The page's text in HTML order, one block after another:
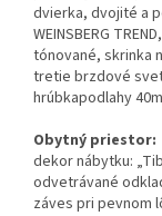
dvierka, dvojité a
WEINSBERG
tónované, skrinka
tretie brzdové
hrúbkapodlahy
Obytný priestor:
dekor nábytku:
odvetrávané
záves pri pevnom